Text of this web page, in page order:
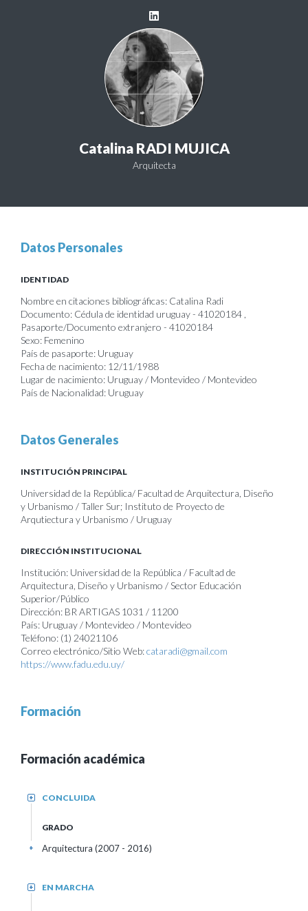
Catalina RADI MUJICA
Arquitecta
Datos Personales
IDENTIDAD
Nombre en citaciones bibliográficas: Catalina Radi
Documento: Cédula de identidad uruguay - 41020184 ,
Pasaporte/Documento extranjero - 41020184
Sexo: Femenino
País de pasaporte: Uruguay
Fecha de nacimiento: 12/11/1988
Lugar de nacimiento: Uruguay / Montevideo / Montevideo
País de Nacionalidad: Uruguay
Datos Generales
INSTITUCIÓN PRINCIPAL
Universidad de la República/ Facultad de Arquitectura, Diseño
y Urbanismo / Taller Sur; Instituto de Proyecto de
Arqutiectura y Urbanismo / Uruguay
DIRECCIÓN INSTITUCIONAL
Institución: Universidad de la República / Facultad de
Arquitectura, Diseño y Urbanismo / Sector Educación
Superior/Público
Dirección: BR ARTIGAS 1031 / 11200
País: Uruguay / Montevideo / Montevideo
Teléfono: (1) 24021106
Correo electrónico/Sitio Web:cataradi@gmail.com
https://www.fadu.edu.uy/
Formación
Formación académica
CONCLUIDA
+
GRADO
Arquitectura (2007 - 2016)
+
EN MARCHA
+